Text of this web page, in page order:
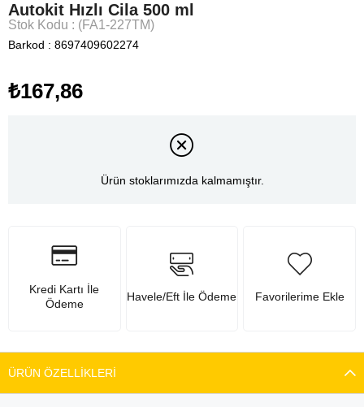
Autokit Hızlı Cila 500 ml
Stok Kodu (FA1-227TM)
Barkod : 8697409602274
₺167,86
Ürün stoklarımızda kalmamıştır.
Kredi Kartı İle
Ödeme
Havele/Eft İle Ödeme Favorilerime Ekle
ÜRÜN ÖZELLIKLERI